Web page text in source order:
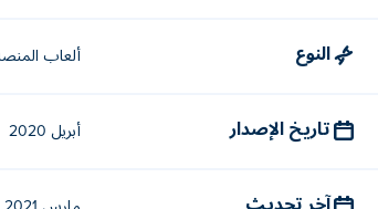
النوع ألعاب
تاريخ الإصدار أبريل 2020
آخر تحديث